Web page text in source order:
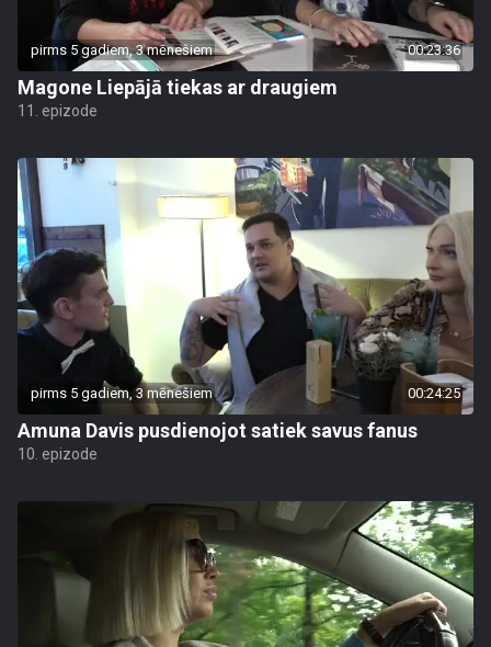
pirms 5 gadiem, 3 mēnešiem 00:23:36
Magone Liepājā tiekas ar draugiem
11. epizode
pirms 5 gadiem, 3 mēnešiem 00:24:25
Amuna Davis pusdienojot satiek savus fanus
10. epizode